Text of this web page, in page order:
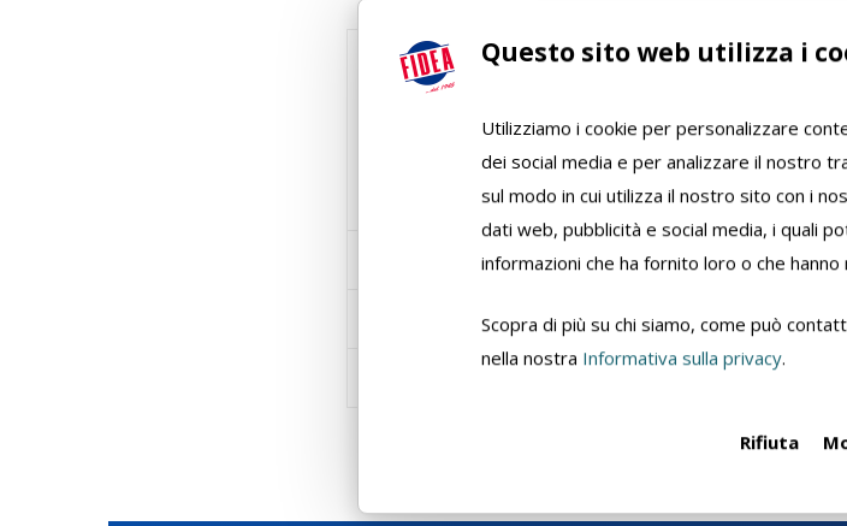
Questo sito web utilizza i
Utilizziamo i cookie per personalizzare
dei social media e per analizzare il nostro
sul modo in cui utilizza il nostro sito con i
dati web, pubblicità e social media, i quali
informazioni che ha fornito loro o che
Scopra di più su chi siamo, come può
nella nostra Informativa sulla privacy.
Rifiuta
0,5 L 1 L 5 L
P.zi per cartone